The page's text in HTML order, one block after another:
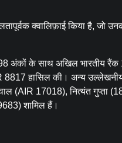
क्वालिफ़ाई किया है, जो
198 अंकों के साथ अखिल
हासिल की। अन्य उल्लेखनीय
(AIR 17018), नित्यंत गुप्ता
शामिल हैं।